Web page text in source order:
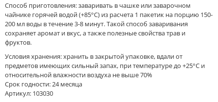
Способ приготовления: заваривать в чашке или заварочном
чайнике горячей водой (+85°C) из расчета 1 пакетик на порцию 150-
200 мл воды в течение 3-8 минут. Такой способ заваривания
сохраняет аромат и вкус, а также полезные свойства трав и
фруктов.
Условия хранения: хранить в закрытой упаковке, вдали от
предметов имеющих сильный запах, при температуре до +25°C и
относительной влажности воздуха не выше 70%
Срок годности: 24 месяца
Артикул: 103030